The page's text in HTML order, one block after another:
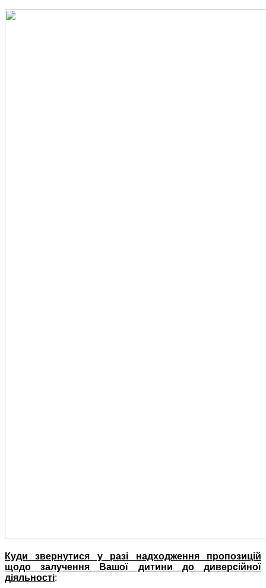
Куди звернутися у разі надходження пропозицій
щодо залучення Вашої дитини до диверсійної
діяльності: